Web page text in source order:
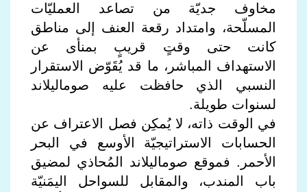
مخاوف جديّة من تصاعد العمليّات
المسلّحة، وامتداد رقعة العنف إلى مناطق
كانت حتى وقتٍ قريبٍ بمنأى عن
الاستهداف المباشر، ما قد يُقَوّض الاستقرار
النسبي الذي حافظت عليه صوماليلاند
لسنوات طويلة.
في الوقت ذاته، لا يُمكِن فصل الاعتراف عن
الحسابات الاستراتيجيّة الأوسع في البحر
الأحمر. فموقع صوماليلاند المُحاذي لمضيق
باب المندب، والمقابل للسواحل اليمَنيّة